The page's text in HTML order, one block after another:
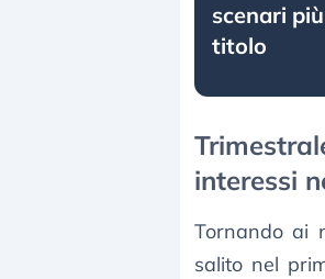
scenari
titolo
interessi
Tornando ai
salito nel